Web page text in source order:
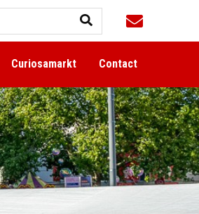
Curiosamarkt Contact